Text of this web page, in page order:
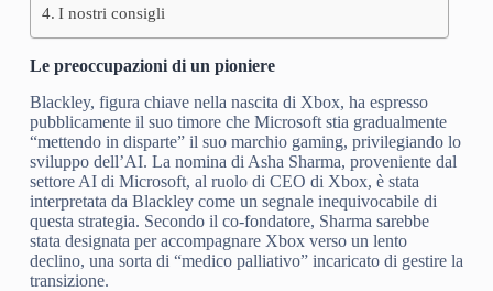
I nostri consigli
Le preoccupazioni di un pioniere
Blackley, figura chiave nella nascita di Xbox, ha espresso
pubblicamente il suo timore che Microsoft stia gradualmente
“mettendo in disparte” il suo marchio gaming, privilegiando lo
sviluppo dell’AI. La nomina di Asha Sharma, proveniente dal
settore AI di Microsoft, al ruolo di CEO di Xbox, è stata
interpretata da Blackley come un segnale inequivocabile di
questa strategia. Secondo il co-fondatore, Sharma sarebbe
stata designata per accompagnare Xbox verso un lento
declino, una sorta di “medico palliativo” incaricato di gestire la
transizione.